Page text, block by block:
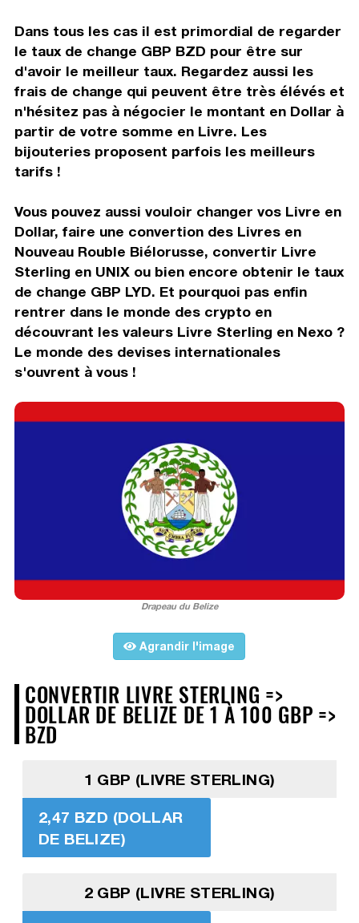
Dans tous les cas il est primordial de regarder
le taux de change GBP BZD pour être sur
d'avoir le meilleur taux. Regardez aussi les
frais de change qui peuvent être très élévés et
n'hésitez pas à négocier le montant en Dollar à
partir de votre somme en Livre. Les
bijouteries proposent parfois les meilleurs
tarifs !
Vous pouvez aussi vouloir changer vos Livre en
Dollar, faire une convertion des Livres en
Nouveau Rouble Biélorusse, convertir Livre
Sterling en UNIX ou bien encore obtenir le taux
de change GBP LYD. Et pourquoi pas enfin
rentrer dans le monde des crypto en
découvrant les valeurs Livre Sterling en Nexo ?
Le monde des devises internationales
s'ouvrent à vous !
Drapeau du Belize
Agrandir l'image
CONVERTIR LIVRE STERLING =>
DOLLAR DE BELIZE DE 1 À 100 GBP =>
BZD
1 GBP (LIVRE STERLING)
2,47 BZD (DOLLAR
DE BELIZE)
2 GBP (LIVRE STERLING)